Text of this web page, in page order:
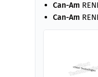
Can-Am
Can-Am